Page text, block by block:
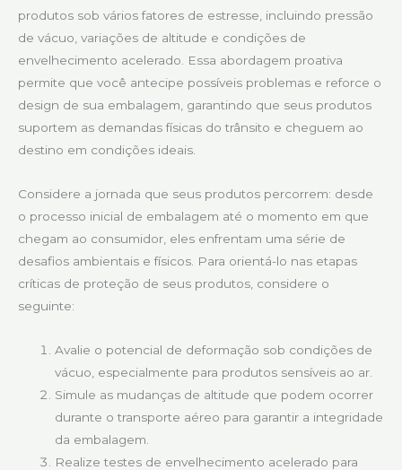
produtos sob vários fatores de estresse, incluindo pressão
de vácuo, variações de altitude e condições de
envelhecimento acelerado. Essa abordagem proativa
permite que você antecipe possíveis problemas e reforce o
design de sua embalagem, garantindo que seus produtos
suportem as demandas físicas do trânsito e cheguem ao
destino em condições ideais.
Considere a jornada que seus produtos percorrem: desde
o processo inicial de embalagem até o momento em que
chegam ao consumidor, eles enfrentam uma série de
desafios ambientais e físicos. Para orientá-lo nas etapas
críticas de proteção de seus produtos, considere o
seguinte:
Avalie o potencial de deformação sob condições de
vácuo, especialmente para produtos sensíveis ao ar.
Simule as mudanças de altitude que podem ocorrer
durante o transporte aéreo para garantir a integridade
da embalagem.
Realize testes de envelhecimento acelerado para